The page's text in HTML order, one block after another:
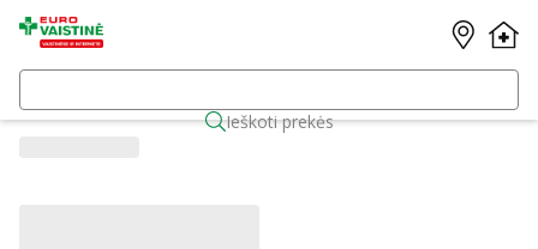
Ieškoti prekės